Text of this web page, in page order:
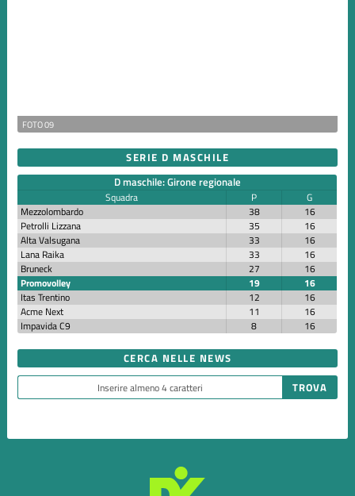
FOTO 09
SERIE D MASCHILE
D maschile: Girone regionale
Squadra P
G
Mezzolombardo
38
16
Petrolli Lizzana
35
16
Alta Valsugana
33
16
Lana Raika
33
16
Bruneck
27
16
Promovolley
19
16
Itas Trentino
12
16
Acme Next
11
16
Impavida C9
8 16
CERCA NELLE NEWS